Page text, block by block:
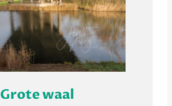
Grote waal